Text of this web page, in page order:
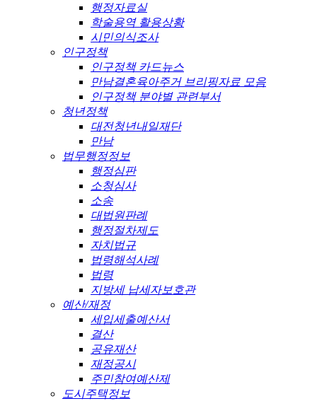
행정자료실
학술용역 활용상황
시민의식조사
인구정책
인구정책 카드뉴스
만남결혼육아주거 브리핑자료 모음
인구정책 분야별 관련부서
청년정책
대전청년내일재단
만남
법무행정정보
행정심판
소청심사
소송
대법원판례
행정절차제도
자치법규
법령해석사례
법령
지방세 납세자보호관
예산/재정
세입세출예산서
결산
공유재산
재정공시
주민참여예산제
도시주택정보